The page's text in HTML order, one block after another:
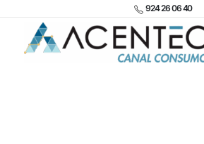
924 26 06 40